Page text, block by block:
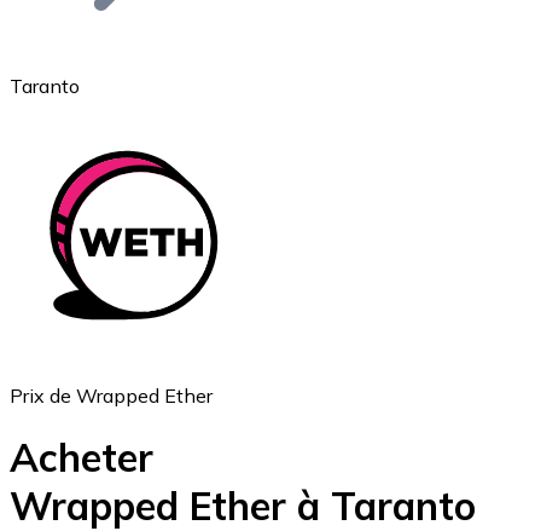
Ethereum
ETH
Taranto
Prix de Wrapped Ether
Acheter
Wrapped Ether à Taranto